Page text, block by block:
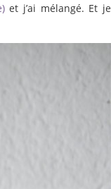
et j’ai mélangé. Et je